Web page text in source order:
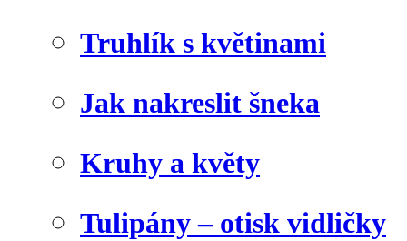
Truhlík s květinami
Jak nakreslit šneka
Kruhy a květy
Tulipány – otisk vidličky